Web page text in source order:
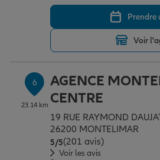
Prendre
Voir
6
23.14 km
AGENCE
CENTRE
19 RUE RAYMOND
26200 MONTELIMAR
5/5Note de 5 sur 5
(201 avis)
Voir les avis